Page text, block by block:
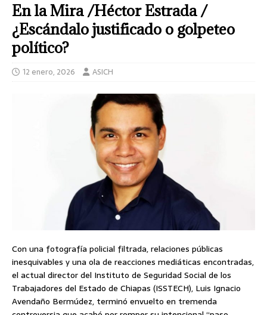
En la Mira /Héctor Estrada /
¿Escándalo justificado o golpeteo
político?
12 enero, 2026 ASICH
Con una fotografía policial filtrada, relaciones públicas
inesquivables y una ola de reacciones mediáticas encontradas,
el actual director del Instituto de Seguridad Social de los
Trabajadores del Estado de Chiapas (ISSTECH), Luis Ignacio
Avendaño Bermúdez, terminó envuelto en tremenda